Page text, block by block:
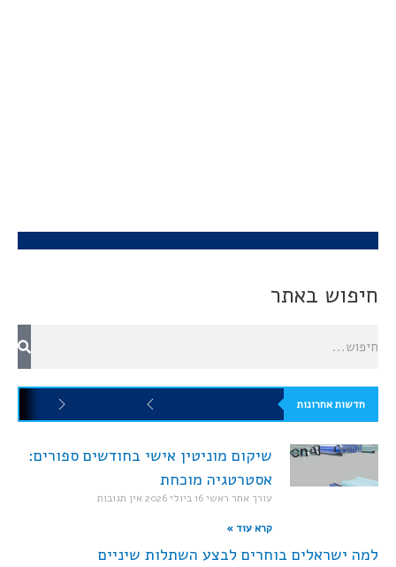
חיפוש באתר
חדשות אחרונות
שיקום מוניטין אישי בחודשים ספורים:
אסטרטגיה מוכחת
עורך אתר ראשי16 ביולי 2026 אין תגובות
קרא עוד »
למה ישראלים בוחרים לבצע השתלות שיניים